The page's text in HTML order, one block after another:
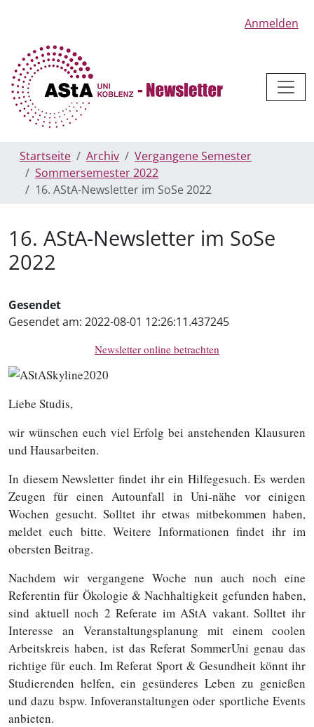
Anmelden
Startseite Archiv
Vergangene Semester
Sommersemester 2022
16. AStA-Newsletter im SoSe 2022
16. AStA-Newsletter im SoSe
2022
Gesendet
Gesendet am: 2022-08-01 12:26:11.437245
Newsletter online betrachten
Liebe Studis,
wir wünschen euch viel Erfolg bei anstehenden Klausuren
und Hausarbeiten.
In diesem Newsletter findet ihr ein Hilfegesuch. Es werden
Zeugen für einen Autounfall in Uni-nähe vor einigen
Wochen gesucht. Solltet ihr etwas mitbekommen haben,
meldet euch bitte. Weitere Informationen findet ihr im
obersten Beitrag.
Nachdem wir vergangene Woche nun auch noch eine
Referentin für Ökologie & Nachhaltigkeit gefunden haben,
sind aktuell noch 2 Referate im AStA vakant. Solltet ihr
Interesse an Veranstaltungsplanung mit einem coolen
Arbeitskreis haben, ist das Referat SommerUni genau das
richtige für euch. Im Referat Sport & Gesundheit könnt ihr
Studierenden helfen, ein gesünderes Leben zu genießen
und dazu bspw. Infoveranstaltungen oder sportliche Events
anbieten.